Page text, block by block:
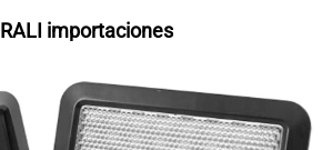
RALI importaciones